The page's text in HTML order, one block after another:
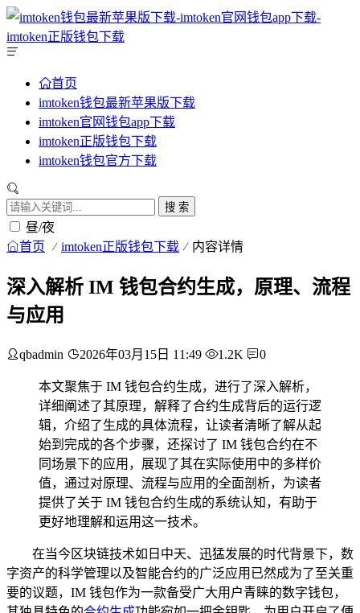
首页
imtoken钱包最新苹果版下载
imtoken官网钱包app下载
imtoken正版钱包下载
imtoken钱包官方下载
搜 索
昼/夜
首页 imtoken正版钱包下载 内容详情
深入解析 IM 钱包合约生成，原理、流程
与应用
qbadmin 2026年03月15日 11:49 1.2K 0
本文聚焦于 IM 钱包合约生成，进行了深入解析，
详细阐述了其原理，解释了合约生成背后的运行逻
辑，介绍了生成的具体流程，让读者清晰了解从起
始到完成的各个步骤，还探讨了 IM 钱包合约在不
同场景下的应用，展现了其在实际使用中的多样价
值，通过对原理、流程与应用的全面剖析，为读者
提供了关于 IM 钱包合约生成的系统认知，有助于
更好地理解和运用这一技术。
在当今区块链技术如日中天、迅猛发展的时代背景下，数
字资产的科学管理以及智能合约的广泛应用已然成为了至关重
要的议题，IM 钱包作为一款备受广大用户青睐的数字钱包，